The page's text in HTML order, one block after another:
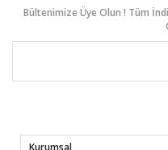
Bültenimize Üye Olun ! Tüm
Kurumsal